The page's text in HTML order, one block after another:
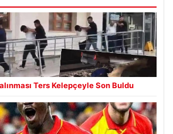
Ters Kelepçeyle Son Buldu